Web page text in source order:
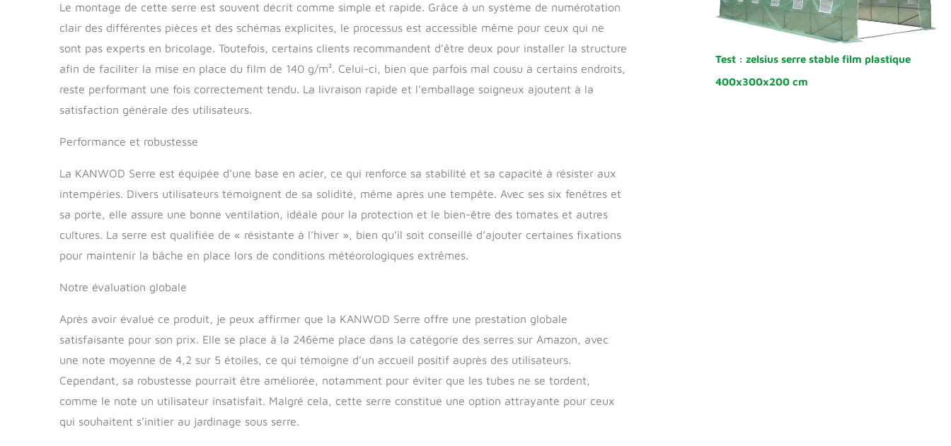
Le montage de cette serre est souvent décrit comme simple et rapide. Grâce à un système de numérotation
clair des différentes pièces et des schémas explicites, le processus est accessible même pour ceux qui ne
sont pas experts en bricolage. Toutefois, certains clients recommandent d’être deux pour installer la structure
afin de faciliter la mise en place du film de 140 g/m². Celui-ci, bien que parfois mal cousu à certains endroits,
reste performant une fois correctement tendu. La livraison rapide et l’emballage soigneux ajoutent à la
satisfaction générale des utilisateurs.
Performance et robustesse
La KANWOD Serre est équipée d’une base en acier, ce qui renforce sa stabilité et sa capacité à résister aux
intempéries. Divers utilisateurs témoignent de sa solidité, même après une tempête. Avec ses six fenêtres et
sa porte, elle assure une bonne ventilation, idéale pour la protection et le bien-être des tomates et autres
cultures. La serre est qualifiée de « résistante à l’hiver », bien qu’il soit conseillé d’ajouter certaines fixations
pour maintenir la bâche en place lors de conditions météorologiques extrêmes.
Notre évaluation globale
Après avoir évalué ce produit, je peux affirmer que la KANWOD Serre offre une prestation globale
satisfaisante pour son prix. Elle se place à la 246ème place dans la catégorie des serres sur Amazon, avec
une note moyenne de 4,2 sur 5 étoiles, ce qui témoigne d’un accueil positif auprès des utilisateurs.
Cependant, sa robustesse pourrait être améliorée, notamment pour éviter que les tubes ne se tordent,
comme le note un utilisateur insatisfait. Malgré cela, cette serre constitue une option attrayante pour ceux
qui souhaitent s’initier au jardinage sous serre.
Test : zelsius serre stable film plastique
400x300x200 cm